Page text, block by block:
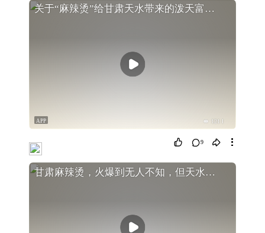
关于“麻辣烫”给甘肃天水带来的泼天富贵，引发的深度思考！
121
APP
9
甘肃麻辣烫，火爆到无人不知，但天水的特色美食